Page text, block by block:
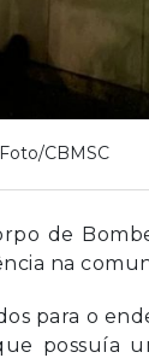
Foto/CBMSC
de
na
para o
possuía